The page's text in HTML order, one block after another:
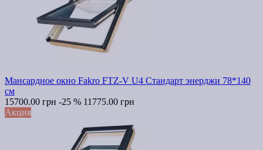
Мансардное окно Fakro FTZ-V U4 Стандарт энерджи 78*140
см
15700.00 грн -25 % 11775.00 грн
Акция